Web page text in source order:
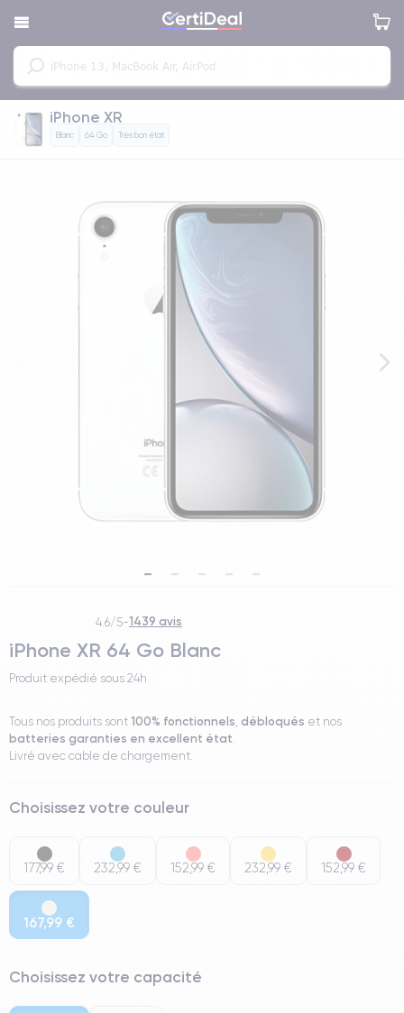
iPhone XR
Blanc 64 Go Très bon état
4.6/5-1439 avis
iPhone XR 64 Go Blanc
Produit expédié sous 24h
Tous nos produits sont 100% fonctionnels, débloqués et nos
batteries garanties en excellent état.
Livré avec cable de chargement.
Choisissez votre couleur
177,99 € 232,99 € 152,99 € 232,99 € 152,99 €
167,99 €
Choisissez votre capacité